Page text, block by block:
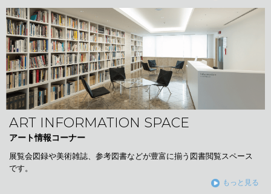
ART INFORMATION SPACE
アート情報コーナー
展覧会図録や美術雑誌、参考図書などが豊富に揃う図書閲覧スペース
です。
もっと見る